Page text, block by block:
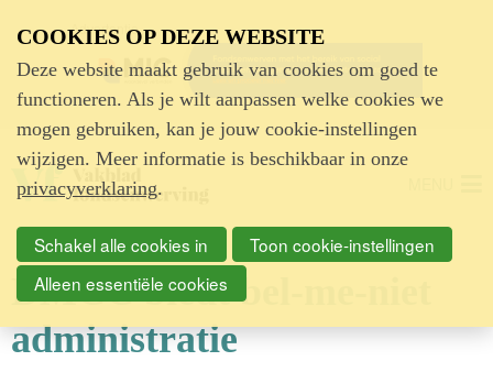
Advertentie
DMCC biedt bel-me-niet
administratie
COOKIES OP DEZE WEBSITE
Deze website maakt gebruik van cookies om goed te
functioneren. Als je wilt aanpassen welke cookies we
mogen gebruiken, kan je jouw cookie-instellingen
wijzigen. Meer informatie is beschikbaar in onze
privacyverklaring.
Schakel alle cookies in
Toon cookie-instellingen
Alleen essentiële cookies